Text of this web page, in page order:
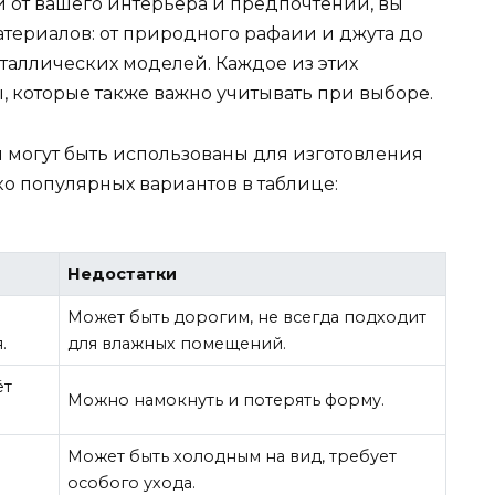
вашего интерьера и предпочтений, вы
от природного рафаии и джута до
моделей. Каждое из этих
также важно учитывать при выборе.
быть использованы для изготовления
популярных вариантов в таблице:
Недостатки
Может быть дорогим, не всегда подходит
для влажных помещений.
Можно намокнуть и потерять форму.
Может быть холодным на вид, требует
особого ухода.